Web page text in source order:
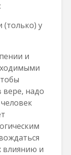
(только) у
и
вере, надо
влиянию и